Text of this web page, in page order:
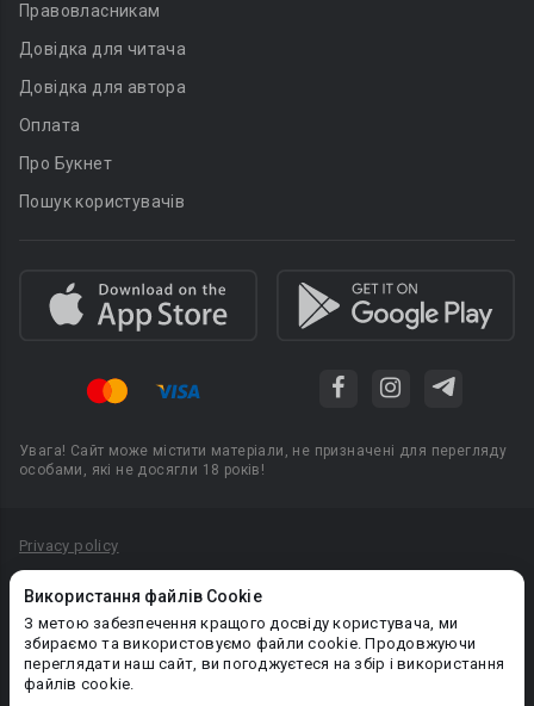
Використання файлів Cookie
З метою забезпечення кращого досвіду користувача, ми
збираємо та використовуємо файли cookie. Продовжуючи
переглядати наш сайт, ви погоджуєтеся на збір і використання
файлів cookie.
Правовласникам
Довідка для читача
Довідка для автора
Оплата
Про Букнет
Пошук користувачів
Увага! Сайт може містити матеріали, не призначені для перегляду
особами, які не досягли 18 років!
Privacy policy
Політика конфіденційності
Правила публікації авторського контенту
PR-вiддiл: pr@booknet.com